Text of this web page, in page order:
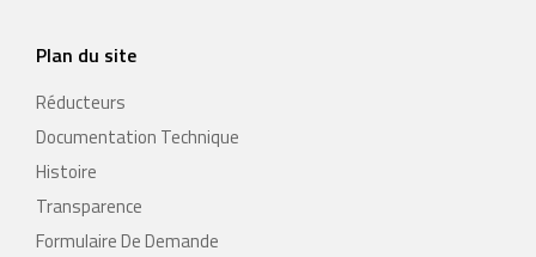
Plan du site
Réducteurs
Documentation Technique
Histoire
Transparence
Formulaire De Demande